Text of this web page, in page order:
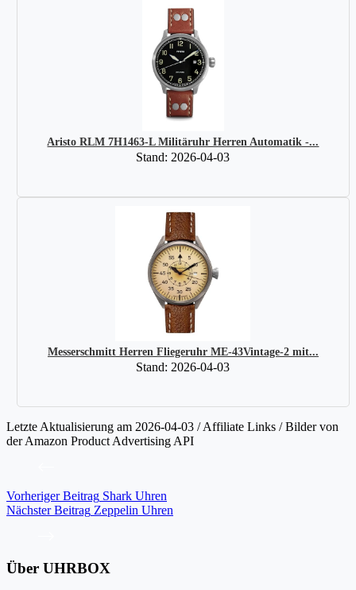
Aristo RLM 7H1463-L Militäruhr Herren Automatik -...
Stand: 2026-04-03
Messerschmitt Herren Fliegeruhr ME-43Vintage-2 mit...
Stand: 2026-04-03
Letzte Aktualisierung am 2026-04-03 / Affiliate Links / Bilder von
der Amazon Product Advertising API
VorherigerBeitrag Shark Uhren
NächsterBeitrag Zeppelin Uhren
Über UHRBOX